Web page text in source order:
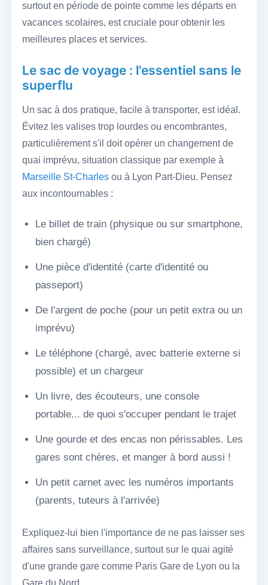
surtout en période de pointe comme les départs en
vacances scolaires, est cruciale pour obtenir les
meilleures places et services.
Le sac de voyage : l'essentiel sans le
superflu
Un sac à dos pratique, facile à transporter, est idéal.
Évitez les valises trop lourdes ou encombrantes,
particulièrement s'il doit opérer un changement de
quai imprévu, situation classique par exemple à
Marseille St-Charlesou à Lyon Part-Dieu. Pensez
aux incontournables :
Le billet de train (physique ou sur smartphone,
bien chargé)
Une pièce d'identité (carte d'identité ou
passeport)
De l'argent de poche (pour un petit extra ou un
imprévu)
Le téléphone (chargé, avec batterie externe si
possible) et un chargeur
Un livre, des écouteurs, une console
portable... de quoi s'occuper pendant le trajet
Une gourde et des encas non périssables. Les
gares sont chères, et manger à bord aussi !
Un petit carnet avec les numéros importants
(parents, tuteurs à l'arrivée)
Expliquez-lui bien l'importance de ne pas laisser ses
affaires sans surveillance, surtout sur le quai agité
d'une grande gare comme Paris Gare de Lyon ou la
Gare du Nord.